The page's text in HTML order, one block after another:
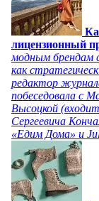
лицензионный
модным брендам
как
редактор
побеседовала с
Высоцкой
Сергеевича
«Едим Дома» и